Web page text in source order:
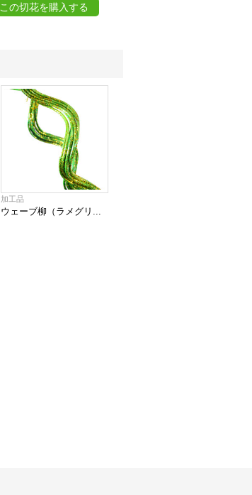
この切花を購入する
加工品
ウェーブ柳（ラメグリ...